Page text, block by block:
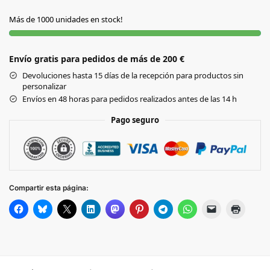
MARINO
SALMON
VERDE
OSCURO
Más de 1000 unidades en stock!
Envío gratis para pedidos de más de 200 €
Devoluciones hasta 15 días de la recepción para productos sin
personalizar
Envíos en 48 horas para pedidos realizados antes de las 14 h
Pago seguro
Compartir esta página: